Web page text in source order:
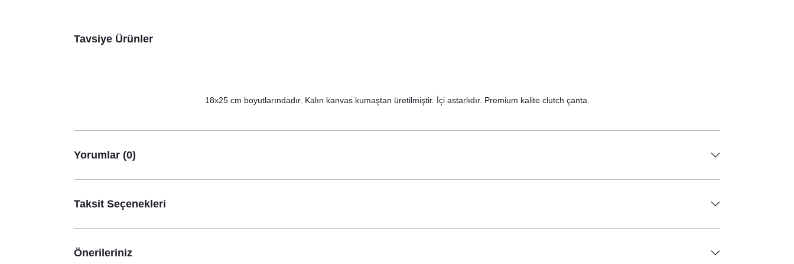
Tavsiye Ürünler
World’s Best Mom Anneye Özel Kupa Bardak
18x25 cm boyutlarındadır. Kalın kanvas kumaştan üretilmiştir. İçi astarlıdır. Premium kalite clutch çanta.
Yorumlar (0)
Taksit Seçenekleri
Önerileriniz